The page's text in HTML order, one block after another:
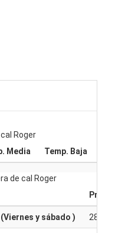
Roger
Media Temp. Baja
de cal Roger
Precio
y sábado ) 280€